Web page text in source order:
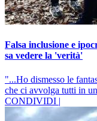
Falsa inclusione e
sa vedere la 'verità'
"...Ho dismesso le
che ci avvolga tutti in
CONDIVIDI |